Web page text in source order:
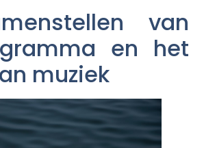
van
en het
muziek